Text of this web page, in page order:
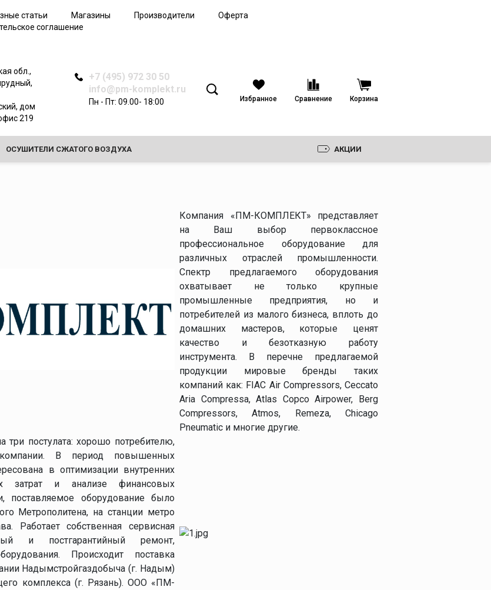
статьи Магазины Производители
Оферта
соглашение
обл.,
дом
219
+7 (495) 972 30 50
info@pm-komplekt.ru
Пн - Пт: 09.00- 18:00 Избранное Сравнение Корзина
Дополнительные
принадлежности для
пескоструйного
ОСУШИТЕЛИ СЖАТОГО ВОЗДУХА АКЦИИ
Компания «ПМ-КОМПЛЕКТ» представляет
на Ваш выбор первоклассное
профессиональное оборудование для
различных отраслей промышленности.
Спектр предлагаемого оборудования
охватывает не только крупные
промышленные предприятия, но и
потребителей из малого бизнеса, вплоть до
домашних мастеров, которые ценят
качество и безотказную работу
инструмента. В перечне предлагаемой
продукции мировые бренды таких
компаний как: FIAC Air Compressors, Ceccato
Aria Compressa, Atlas Copco Airpower, Berg
Compressors, Atmos, Remeza, Chicago
Pneumatic и многие другие.
постулата: хорошо потребителю,
В период повышенных
в оптимизации внутренних
затрат и анализе финансовых
поставляемое оборудование было
Метрополитена, на станции метро
Работает собственная сервисная
и постгарантийный ремонт,
Происходит поставка
Надымстройгаздобыча (г. Надым)
комплекса (г. Рязань). ООО «ПМ-